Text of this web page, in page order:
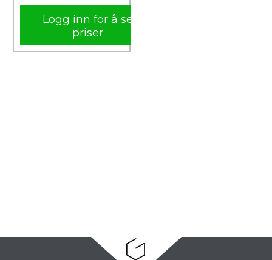
Logg inn for å se
priser